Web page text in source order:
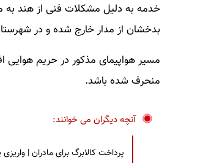
خدمه به دلیل مشکلات فنی از هند به
بدخشان از مدار خارج شده و در
مسیر هواپیمای مذکور در حریم
منحرف شده باشد.
آنچه دیگران می خوانند:
پرداخت کالابرگ برای مادران | واریزی یارانه معیشتی با 30 درصد افزایش | چه